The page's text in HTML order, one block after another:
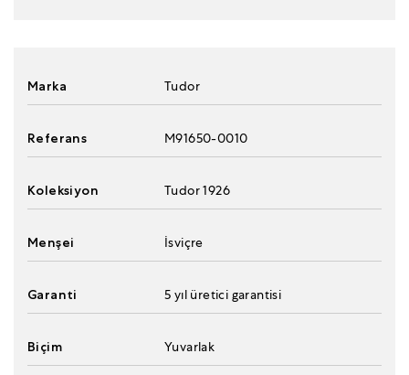
Marka Tudor
Referans M91650-0010
Koleksiyon Tudor 1926
Menşei İsviçre
Garanti 5 yıl üretici garantisi
Biçim Yuvarlak